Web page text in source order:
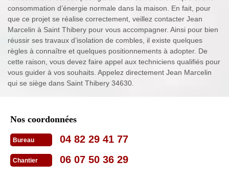
consommation d’énergie normale dans la maison. En fait, pour
que ce projet se réalise correctement, veillez contacter Jean
Marcelin à Saint Thibery pour vous accompagner. Ainsi pour bien
réussir ses travaux d’isolation de combles, il existe quelques
règles à connaître et quelques positionnements à adopter. De
cette raison, vous devez faire appel aux techniciens qualifiés pour
vous guider à vos souhaits. Appelez directement Jean Marcelin
qui se siège dans Saint Thibery 34630.
Nos coordonnées
Bureau 04 82 29 41 77
Chantier 06 07 50 36 29